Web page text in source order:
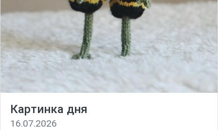
Картинка дня
16.07.2026